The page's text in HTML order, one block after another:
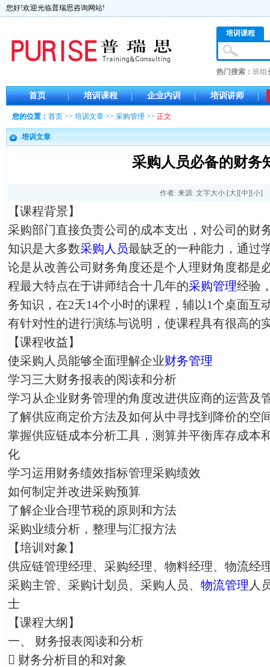
您好!欢迎光临普瑞思咨询网站!
培训课程
热门搜索： 班组
首页 培训课程 企业内训 培训讲师
您的位置： 首页 >> 培训文章 >> 采购管理 >> 正文
培训文章
采购人员必备的财务
作者: 来源: 文字大小:[大][中][小]
【课程背景】
采购部门直接负责公司的成本支出，对公司的财
知识是大多数采购人员最缺乏的一种能力，通过
论是从改善公司财务角度还是个人理财角度都是
程最大特点在于讲师结合十几年的采购管理经验
务知识，在2天14个小时的课程，辅以1个桌面互
有针对性的进行演练与说明，使课程具有很高的
【课程收益】
使采购人员能够全面理解企业财务管理
学习三大财务报表的阅读和分析
学习从企业财务管理的角度改进供应商的运营及
了解供应商定价方法及如何从中寻找到降价的空
掌握供应链成本分析工具，测算并平衡库存成本
化
学习运用财务绩效指标管理采购绩效
如何制定并改进采购预算
了解企业合理节税的原则和方法
采购业绩分析，整理与汇报方法
【培训对象】
供应链管理经理、采购经理、物料经理、物流经
采购主管、采购计划员、采购人员、 物流管理 人
士
【课程大纲】
一、 财务报表阅读和分析
 财务分析目的和对象